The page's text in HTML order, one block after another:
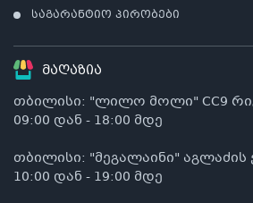
საგარანტიო პირობები
მაღაზია
თბილისი: "ლილო მოლი" CC9
09:00 დან - 18:00 მდე
თბილისი: "მეგალაინი" აგლაძის
10:00 დან - 19:00 მდე